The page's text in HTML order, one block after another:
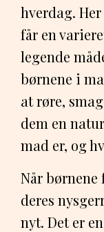
hverdag.
får en
legende
børnene i
at røre,
dem en
mad er, og
Når børnene
deres
nyt. Det er